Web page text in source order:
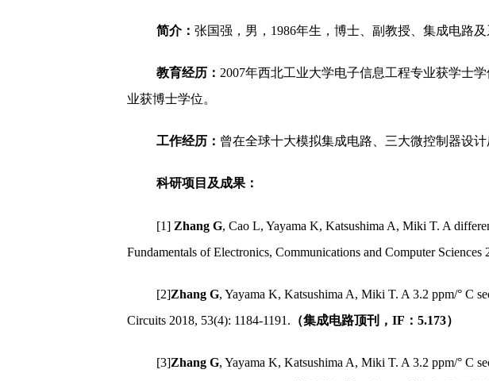
简介：张国强，男，1986年生，博士、副教授、集成电路
教育经历： 2007年西北工业大学电子信息工程专业获学士
业获博士学位。
工作经历： 曾在全球十大模拟集成电路、三大微控制器设
科研项目及成果：
[1] Zhang G, Cao L, Yayama K, Katsushima A, Miki T. A
Fundamentals of Electronics, Communications and Computer
[2]Zhang G, Yayama K, Katsushima A, Miki T. A 3.2 ppm/° C
Circuits 2018, 53(4): 1184-1191. （集成电路顶刊，IF：5.173）
[3]Zhang G, Yayama K, Katsushima A, Miki T. A 3.2 ppm/° C